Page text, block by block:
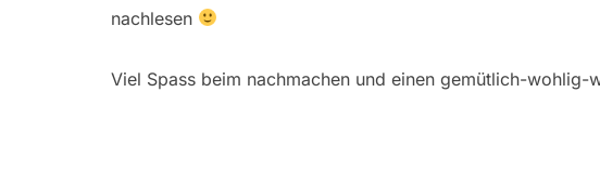
nachlesen
Viel Spass beim nachmachen und einen gemütlich-wohlig-